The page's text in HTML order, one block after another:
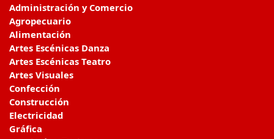
Administración y Comercio
Agropecuario
Alimentación
Artes Escénicas Danza
Artes Escénicas Teatro
Artes Visuales
Confección
Construcción
Electricidad
Gráfica